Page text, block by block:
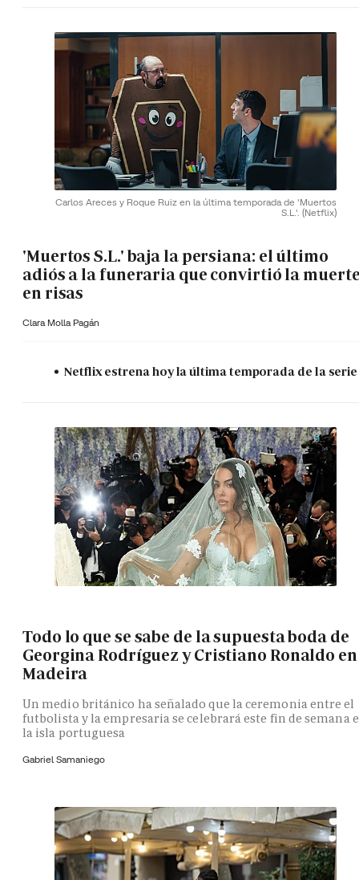
Carlos Areces y Roque Ruiz en la última temporada de 'Muertos
S.L.'. (Netflix)
'Muertos S.L.' baja la persiana: el último
adiós a la funeraria que convirtió la
en risas
Clara Molla Pagán
Netflix estrena hoy la última temporada de la serie
Todo lo que se sabe de la supuesta boda de
Georgina Rodríguez y Cristiano Ronaldo en
Madeira
Un medio británico ha señalado que la ceremonia entre el
futbolista y la empresaria se celebrará este fin de semana
la isla portuguesa
Gabriel Samaniego